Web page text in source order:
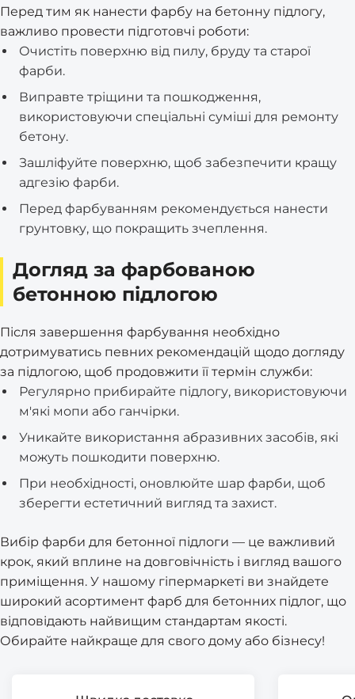
Перед тим як нанести фарбу на бетонну підлогу,
важливо провести підготовчі роботи:
Очистіть поверхню від пилу, бруду та старої
фарби.
Виправте тріщини та пошкодження,
використовуючи спеціальні суміші для ремонту
бетону.
Зашліфуйте поверхню, щоб забезпечити кращу
адгезію фарби.
Перед фарбуванням рекомендується нанести
грунтовку, що покращить зчеплення.
Догляд за фарбованою
бетонною підлогою
Після завершення фарбування необхідно
дотримуватись певних рекомендацій щодо догляду
за підлогою, щоб продовжити її термін служби:
Регулярно прибирайте підлогу, використовуючи
м'які мопи або ганчірки.
Уникайте використання абразивних засобів, які
можуть пошкодити поверхню.
При необхідності, оновлюйте шар фарби, щоб
зберегти естетичний вигляд та захист.
Вибір фарби для бетонної підлоги — це важливий
крок, який вплине на довговічність і вигляд вашого
приміщення. У нашому гіпермаркеті ви знайдете
широкий асортимент фарб для бетонних підлог, що
відповідають найвищим стандартам якості.
Обирайте найкраще для свого дому або бізнесу!